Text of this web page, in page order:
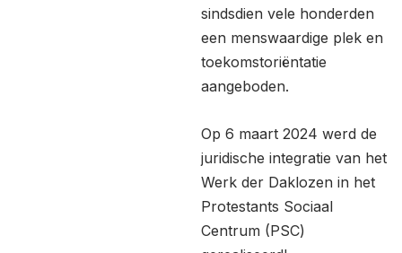
sindsdien vele honderden
een menswaardige plek en
toekomstoriëntatie
aangeboden.
Op 6 maart 2024 werd de
juridische integratie van het
Werk der Daklozen in het
Protestants Sociaal
Centrum (PSC)